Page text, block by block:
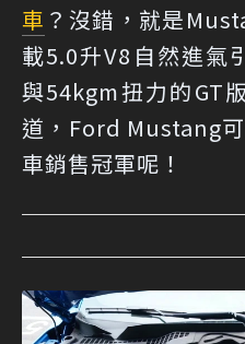
車 ？沒錯，就是
載5.0升V8自然進氣
與54kgm扭力的GT
道，Ford Mustang
車銷售冠軍呢！